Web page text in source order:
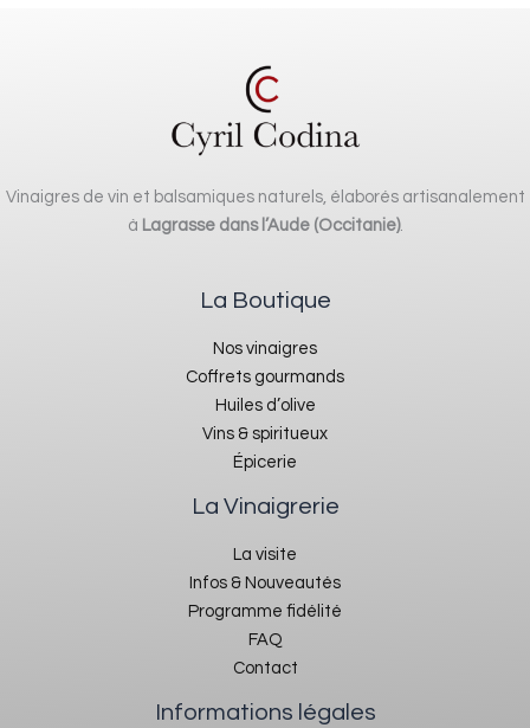
Vinaigres de vin et balsamiques naturels, élaborés artisanalement
à Lagrasse dans l’Aude (Occitanie).
La Boutique
Nos vinaigres
Coffrets gourmands
Huiles d’olive
Vins & spiritueux
Épicerie
La Vinaigrerie
La visite
Infos & Nouveautés
Programme fidélité
FAQ
Contact
Informations légales